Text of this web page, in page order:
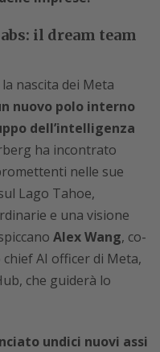
il dream team
nascita dei Meta
nuovo polo interno
dell’intelligenza
ha incontrato
nelle sue
Lago Tahoe,
e una visione
Alex Wang, co-
AI officer di Meta,
che guiderà lo
undici nuovi assi